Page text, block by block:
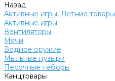
Назад
Активные игры, Летние товары
Активные игры
Вентиляторы
Мячи
Водное оружие
Мыльные пузыри
Песочные наборы
Канцтовары